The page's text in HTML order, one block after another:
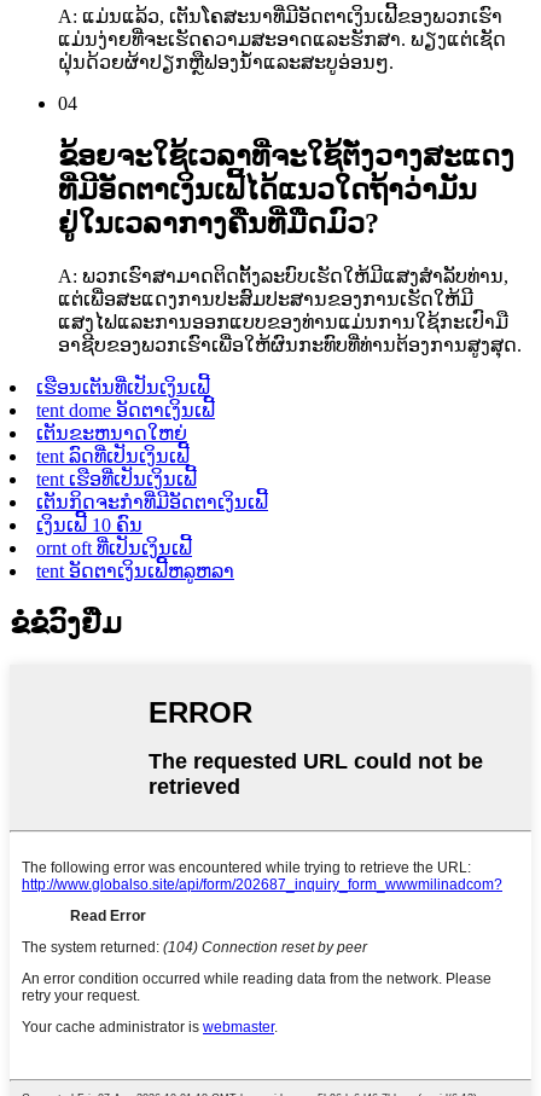
A: ແມ່ນແລ້ວ, ເຕັນໂຄສະນາທີ່ມີອັດຕາເງິນເຟີ້ຂອງພວກເຮົາ
ແມ່ນງ່າຍທີ່ຈະເຮັດຄວາມສະອາດແລະຮັກສາ. ພຽງແຕ່ເຊັດ
ຝຸ່ນດ້ວຍຜ້າປຽກຫຼືຟອງນ້ໍາແລະສະບູອ່ອນໆ.
04
ຂ້ອຍຈະໃຊ້ເວລາທີ່ຈະໃຊ້ຕັ່ງວາງສະແດງ
ທີ່ມີອັດຕາເງິນເຟີ້ໄດ້ແນວໃດຖ້າວ່າມັນ
ຢູ່ໃນເວລາກາງຄືນທີ່ມືດມົວ?
A: ພວກເຮົາສາມາດຕິດຕັ້ງລະບົບເຮັດໃຫ້ມີແສງສໍາລັບທ່ານ,
ແຕ່ເພື່ອສະແດງການປະສົມປະສານຂອງການເຮັດໃຫ້ມີ
ແສງໄຟແລະການອອກແບບຂອງທ່ານແມ່ນການໃຊ້ກະເປົາມື
ອາຊີບຂອງພວກເຮົາເພື່ອໃຫ້ຜົນກະທົບທີ່ທ່ານຕ້ອງການສູງສຸດ.
ເຮືອນເຕັນທີ່ເປັນເງິນເຟີ້
tent dome ອັດຕາເງິນເຟີ້
ເຕັນຂະຫນາດໃຫຍ່
tent ລົດທີ່ເປັນເງິນເຟີ້
tent ເຮືອທີ່ເປັນເງິນເຟີ້
ເຕັນກິດຈະກໍາທີ່ມີອັດຕາເງິນເຟີ້
ເງິນເຟີ້ 10 ຄົນ
ornt oft ທີ່ເປັນເງິນເຟີ້
tent ອັດຕາເງິນເຟີ້ຫລູຫລາ
ຂໍຂໍວົງຢືມ